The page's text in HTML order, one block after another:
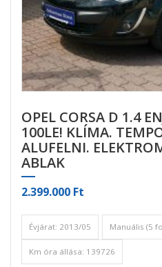
OPEL CORSA D 1.4
100LE! KLÍMA.
ALUFELNI.
ABLAK
2.399.000 Ft
Évjárat: 2013/05 Manuális (5
Km óra állása: 139726